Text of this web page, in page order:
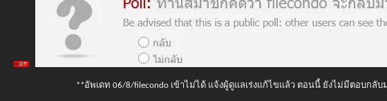
**อัพเดท 06/8/filecondo เข้าไม่ได้ แจ้งผู้ดูแลเร่งแก้ไขแล้ว ตอนนี้ ยังไม่มีตอบกลับ